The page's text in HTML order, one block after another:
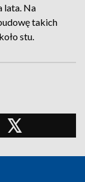
lata. Na
takich
stu.